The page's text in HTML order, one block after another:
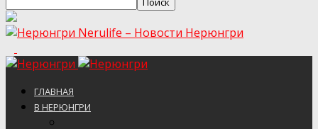
Nerulife – Новости Нерюнгри
ГЛАВНАЯ
В НЕРЮНГРИ